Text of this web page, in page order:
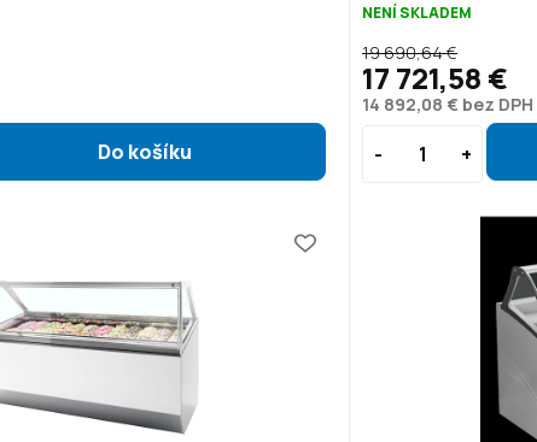
NENÍ SKLADEM
14 892,08 € bez DPH
19 690,64 €
17 721,58 €